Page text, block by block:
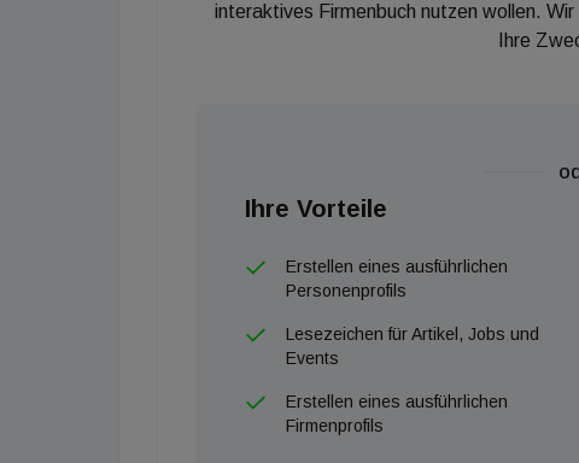
interaktives Firmenbuch nutzen wollen.
Ihre
Ihre Vorteile
Erstellen eines ausführlichen
Personenprofils
Lesezeichen für Artikel, Jobs und
Events
Erstellen eines ausführlichen
Firmenprofils